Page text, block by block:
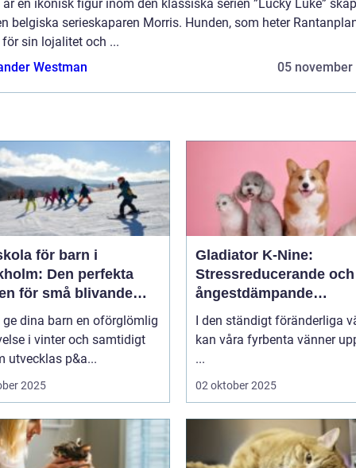
en ikonisk figur inom den klassiska serien ”Lucky Luke”
belgiska serieskaparen Morris. Hunden, som heter
sin lojalitet och ...
Westman
05 november
för barn i
Den perfekta
för små blivande
ge dina barn en oförglömlig
i vinter och samtidigt
utvecklas p&a...
2025
Gladiator K-Nine:
Stressreducerande och
ångestdämpande
hundhalsband
I den ständigt föränderliga
kan våra fyrbenta vänner
...
02 oktober 2025